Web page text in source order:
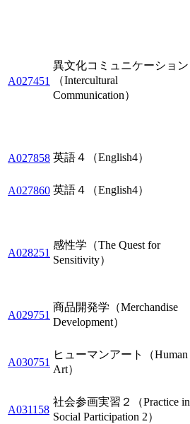
A027451
異文化コミュニケーション
（Intercultural
Communication）
A027858 英語４（English4）
A027860 英語４（English4）
A028251
感性学（The Quest for
Sensitivity）
A029751
商品開発学（Merchandise
Development）
A030751
ヒューマンアート（Human
Art）
A031158
社会参画実習２（Practice in
Social Participation 2）